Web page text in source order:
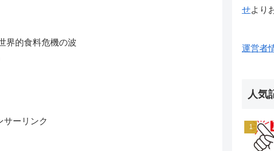
界的食料危機の波
サーリンク
せより
運営者
人気